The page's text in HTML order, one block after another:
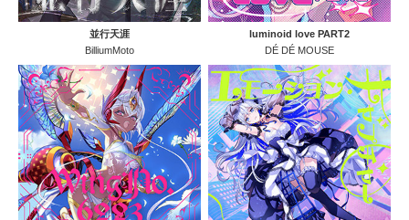
並行天涯
BilliumMoto
luminoid love PART2
DÉ DÉ MOUSE